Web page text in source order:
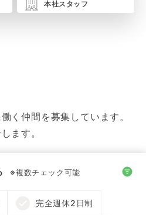
本社スタッフ
く仲間を募集しています。
ます。
※複数チェック可能
完全週休2日制